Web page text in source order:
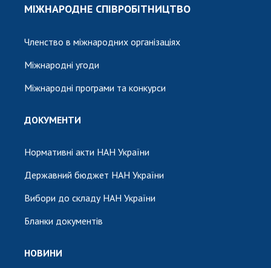
МІЖНАРОДНЕ СПІВРОБІТНИЦТВО
Членство в міжнародних організаціях
Міжнародні угоди
Міжнародні програми та конкурси
ДОКУМЕНТИ
Нормативні акти НАН України
Державний бюджет НАН України
Вибори до складу НАН України
Бланки документів
НОВИНИ